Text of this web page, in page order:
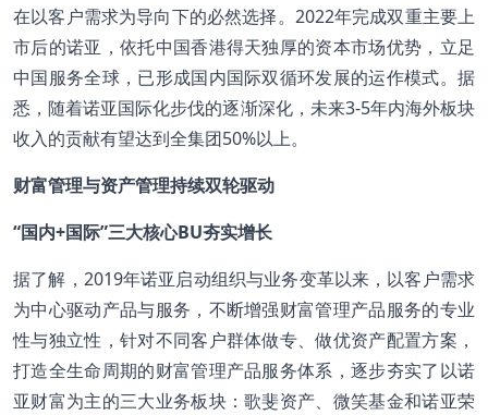
在以客户需求为导向下的必然选择。2022年完成双重主要上
市后的诺亚，依托中国香港得天独厚的资本市场优势，立足
中国服务全球，已形成国内国际双循环发展的运作模式。据
悉，随着诺亚国际化步伐的逐渐深化，未来3-5年内海外板块
收入的贡献有望达到全集团50%以上。
财富管理与资产管理持续双轮驱动
“国内+国际”三大核心BU夯实增长
据了解，2019年诺亚启动组织与业务变革以来，以客户需求
为中心驱动产品与服务，不断增强财富管理产品服务的专业
性与独立性，针对不同客户群体做专、做优资产配置方案，
打造全生命周期的财富管理产品服务体系，逐步夯实了以诺
亚财富为主的三大业务板块：歌斐资产、微笑基金和诺亚荣